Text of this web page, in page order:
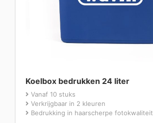
Koelbox bedrukken 24 liter
Vanaf 10 stuks
Verkrijgbaar in 2 kleuren
Bedrukking in haarscherpe fotokwaliteit